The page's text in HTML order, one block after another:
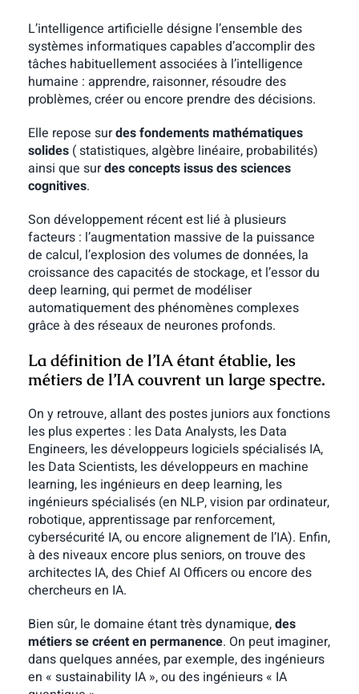
L’intelligence artificielle désigne l’ensemble des
systèmes informatiques capables d’accomplir des
tâches habituellement associées à l’intelligence
humaine : apprendre, raisonner, résoudre des
problèmes, créer ou encore prendre des décisions.
Elle repose surdes fondements mathématiques
solides( statistiques, algèbre linéaire, probabilités)
ainsi que surdes concepts issus des sciences
cognitives.
Son développement récent est lié à plusieurs
facteurs : l’augmentation massive de la puissance
de calcul, l’explosion des volumes de données, la
croissance des capacités de stockage, et l’essor du
deep learning, qui permet de modéliser
automatiquement des phénomènes complexes
grâce à des réseaux de neurones profonds.
La définition de l’IA étant établie, les
métiers de l’IA couvrent un large spectre.
On y retrouve, allant des postes juniors aux fonctions
les plus expertes : les Data Analysts, les Data
Engineers, les développeurs logiciels spécialisés IA,
les Data Scientists, les développeurs en machine
learning, les ingénieurs en deep learning, les
ingénieurs spécialisés (en NLP, vision par ordinateur,
robotique, apprentissage par renforcement,
cybersécurité IA, ou encore alignement de l’IA). Enfin,
à des niveaux encore plus seniors, on trouve des
architectes IA, des Chief AI Officers ou encore des
chercheurs en IA.
Bien sûr, le domaine étant très dynamique,des
métiers se créent en permanence. On peut imaginer,
dans quelques années, par exemple, des ingénieurs
en « sustainability IA », ou des ingénieurs « IA